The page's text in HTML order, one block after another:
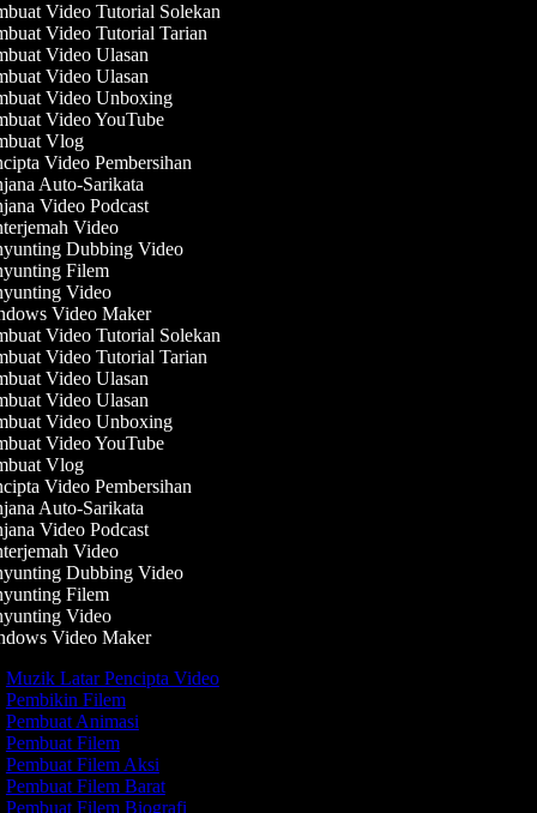
Video Tutorial Solekan
Video Tutorial Tarian
Video Ulasan
Video Ulasan
Video Unboxing
Video YouTube
Vlog
Video Pembersihan
Auto-Sarikata
Video Podcast
Video
Dubbing Video
Filem
Video
Video Maker
Video Tutorial Solekan
Video Tutorial Tarian
Video Ulasan
Video Ulasan
Video Unboxing
Video YouTube
Vlog
Video Pembersihan
Auto-Sarikata
Video Podcast
Video
Dubbing Video
Filem
Video
Video Maker
Muzik Latar Pencipta Video
Pembikin Filem
Pembuat Animasi
Pembuat Filem
Pembuat Filem Aksi
Pembuat Filem Barat
Pembuat Filem Biografi